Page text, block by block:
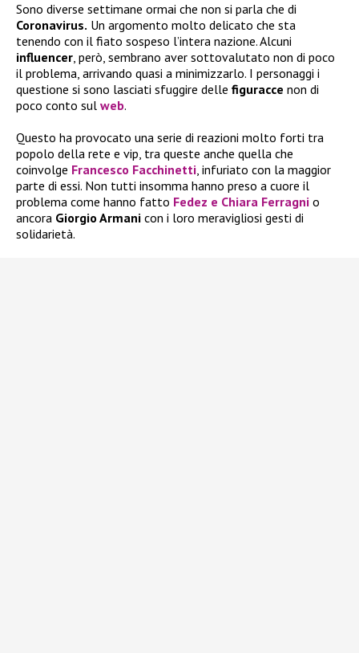
Sono diverse settimane ormai che non si parla che di
Coronavirus. Un argomento molto delicato che sta
tenendo con il fiato sospeso l’intera nazione. Alcuni
influencer, però, sembrano aver sottovalutato non di poco
il problema, arrivando quasi a minimizzarlo. I personaggi i
questione si sono lasciati sfuggire delle figuracce non di
poco conto sul web.
Questo ha provocato una serie di reazioni molto forti tra
popolo della rete e vip, tra queste anche quella che
coinvolge Francesco Facchinetti, infuriato con la maggior
parte di essi. Non tutti insomma hanno preso a cuore il
problema come hanno fatto Fedez e Chiara Ferragni o
ancora Giorgio Armani con i loro meravigliosi gesti di
solidarietà.